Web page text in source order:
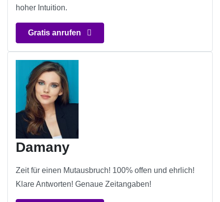
hoher Intuition.
Gratis anrufen
Damany
Zeit für einen Mutausbruch! 100% offen und ehrlich!
Klare Antworten! Genaue Zeitangaben!